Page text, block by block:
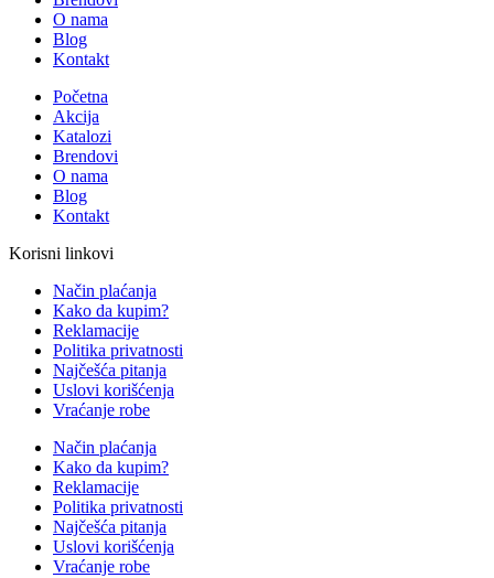
O nama
Blog
Kontakt
Početna
Akcija
Katalozi
Brendovi
O nama
Blog
Kontakt
Korisni linkovi
Način plaćanja
Kako da kupim?
Reklamacije
Politika privatnosti
Najčešća pitanja
Uslovi korišćenja
Vraćanje robe
Način plaćanja
Kako da kupim?
Reklamacije
Politika privatnosti
Najčešća pitanja
Uslovi korišćenja
Vraćanje robe